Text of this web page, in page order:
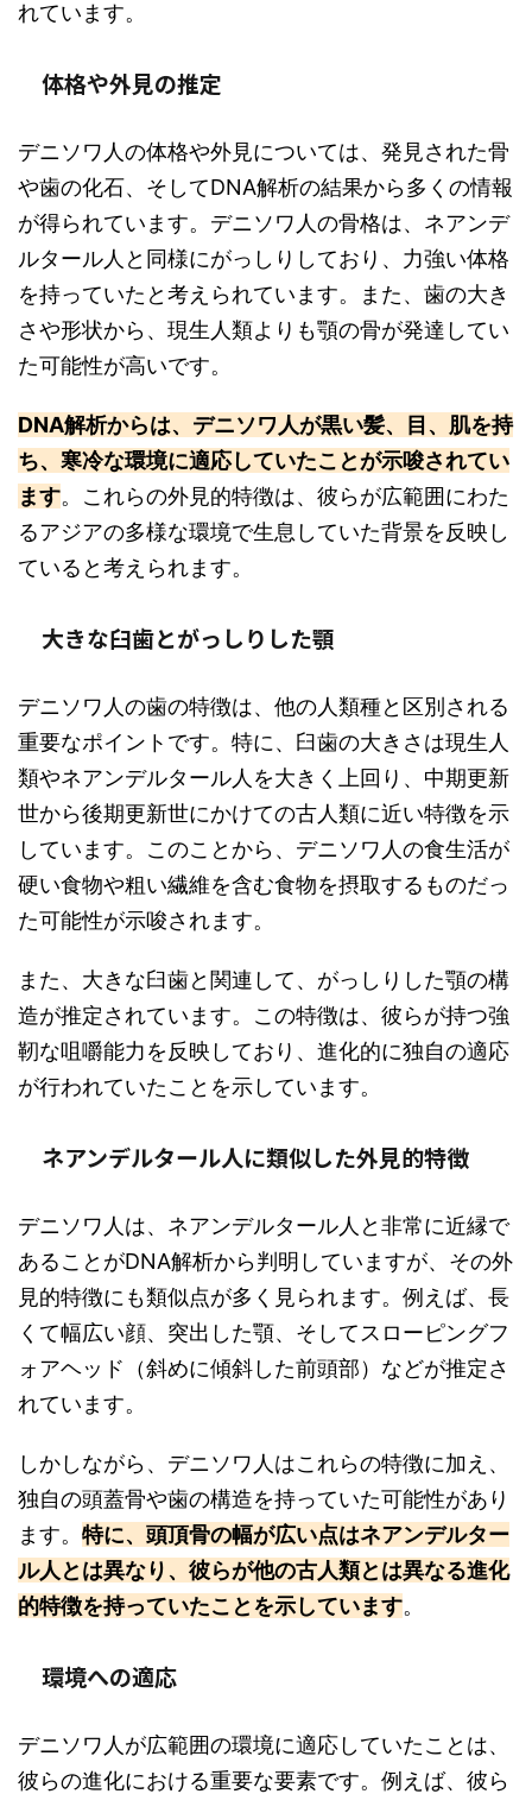
れています。
体格や外見の推定
デニソワ人の体格や外見については、発見された骨
や歯の化石、そしてDNA解析の結果から多くの情報
が得られています。デニソワ人の骨格は、ネアンデ
ルタール人と同様にがっしりしており、力強い体格
を持っていたと考えられています。また、歯の大き
さや形状から、現生人類よりも顎の骨が発達してい
た可能性が高いです。
DNA解析からは、デニソワ人が黒い髪、目、肌を持
ち、寒冷な環境に適応していたことが示唆されてい
ます。これらの外見的特徴は、彼らが広範囲にわた
るアジアの多様な環境で生息していた背景を反映し
ていると考えられます。
大きな臼歯とがっしりした顎
デニソワ人の歯の特徴は、他の人類種と区別される
重要なポイントです。特に、臼歯の大きさは現生人
類やネアンデルタール人を大きく上回り、中期更新
世から後期更新世にかけての古人類に近い特徴を示
しています。このことから、デニソワ人の食生活が
硬い食物や粗い繊維を含む食物を摂取するものだっ
た可能性が示唆されます。
また、大きな臼歯と関連して、がっしりした顎の構
造が推定されています。この特徴は、彼らが持つ強
靭な咀嚼能力を反映しており、進化的に独自の適応
が行われていたことを示しています。
ネアンデルタール人に類似した外見的特徴
デニソワ人は、ネアンデルタール人と非常に近縁で
あることがDNA解析から判明していますが、その外
見的特徴にも類似点が多く見られます。例えば、長
くて幅広い顔、突出した顎、そしてスローピングフ
ォアヘッド（斜めに傾斜した前頭部）などが推定さ
れています。
しかしながら、デニソワ人はこれらの特徴に加え、
独自の頭蓋骨や歯の構造を持っていた可能性があり
ます。 特に、頭頂骨の幅が広い点はネアンデルター
ル人とは異なり、彼らが他の古人類とは異なる進化
的特徴を持っていたことを示しています。
環境への適応
デニソワ人が広範囲の環境に適応していたことは、
彼らの進化における重要な要素です。例えば、彼ら